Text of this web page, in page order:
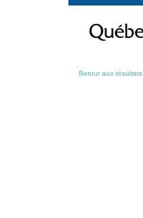
contenu
Retour aux résultats